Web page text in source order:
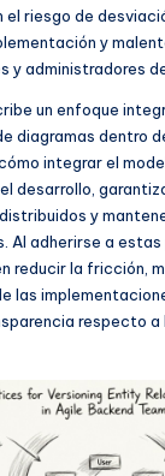
el riesgo de
y
y administradores
un enfoque
diagramas dentro
integrar el
desarrollo,
y
Al adherirse a
reducir la fricción,
las
respecto